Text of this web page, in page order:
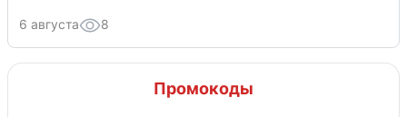
6 августа 8
Промокоды